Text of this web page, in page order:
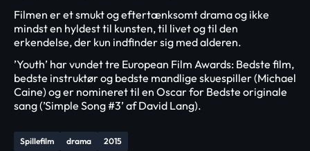
Spillefilm drama 2015
Filmen er et smukt og eftertænksomt drama og ikke
mindst en hyldest til kunsten, til livet og til den
erkendelse, der kun indfinder sig med alderen.
’Youth’ har vundet tre European Film Awards: Bedste film,
bedste instruktør og bedste mandlige skuespiller (Michael
Caine) og er nomineret til en Oscar for Bedste originale
sang (’Simple Song #3’ af David Lang).